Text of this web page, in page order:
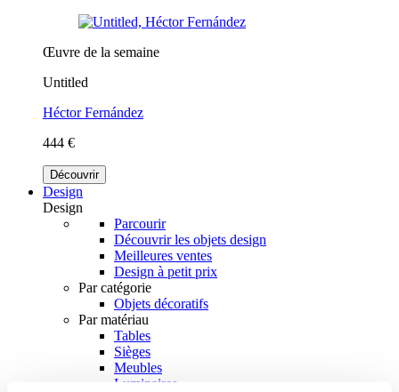
Œuvre de la semaine
Untitled
Héctor Fernández
444 €
Découvrir
Design
Design
Parcourir
Découvrir les objets design
Meilleures ventes
Design à petit prix
Par catégorie
Objets décoratifs
Par matériau
Tables
Sièges
Meubles
Luminaires